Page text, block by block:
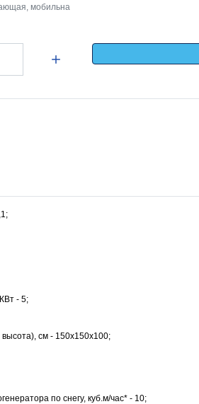
мобильна
- 5;
см - 150х150х100;
по снегу, куб.м/час* - 10;